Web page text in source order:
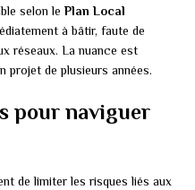
selon lePlan Local
à bâtir, faute de
réseaux. La nuance est
projet de plusieurs années.
pour naviguer
de limiter les risques liés aux